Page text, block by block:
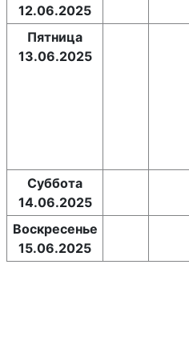
12.06.2025
Пятница
13.06.2025
Суббота
14.06.2025
Воскресенье
15.06.2025